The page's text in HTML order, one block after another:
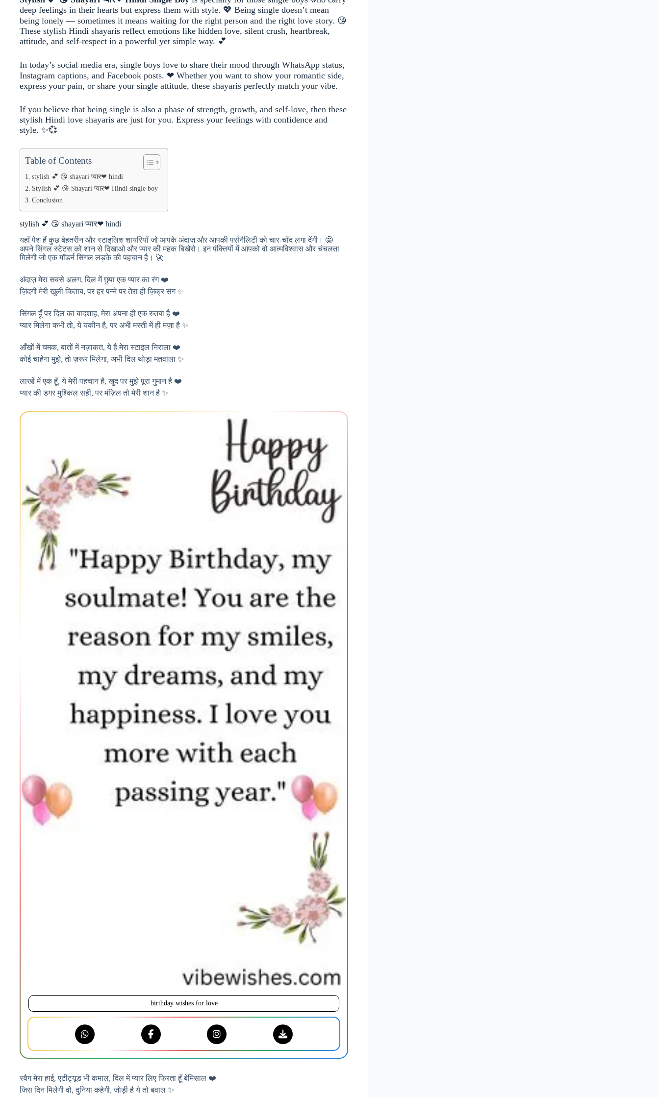
deep feelings in their hearts but express them with style. 💖 Being single doesn’t mean
being lonely — sometimes it means waiting for the right person and the right love story. 😘
These stylish Hindi shayaris reflect emotions like hidden love, silent crush, heartbreak,
attitude, and self-respect in a powerful yet simple way. 💕
In today’s social media era, single boys love to share their mood through WhatsApp status,
Instagram captions, and Facebook posts. ❤ Whether you want to show your romantic side,
express your pain, or share your single attitude, these shayaris perfectly match your vibe.
If you believe that being single is also a phase of strength, growth, and self-love, then these
stylish Hindi love shayaris are just for you. Express your feelings with confidence and
style. ✨💞
Table of Contents
stylish 💕 😘 shayari प्यार❤ hindi
Stylish 💕 😘 Shayari प्यार❤ Hindi single boy
Conclusion
stylish 💕 😘 shayari प्यार❤ hindi
यहाँ पेश हैं कुछ बेहतरीन और स्टाइलिश शायरियाँ जो आपके अंदाज़ और आपकी पर्सनैलिटी को चार-चाँद लगा देंगी। 🤩
अपने सिंगल स्टेटस को शान से दिखाओ और प्यार की महक बिखेरो। इन पंक्तियों में आपको वो आत्मविश्वास और चंचलता
मिलेगी जो एक मॉडर्न सिंगल लड़के की पहचान है। 🚀
अंदाज़ मेरा सबसे अलग, दिल में छुपा एक प्यार का रंग ❤️
ज़िंदगी मेरी खुली किताब, पर हर पन्ने पर तेरा ही ज़िक्र संग ✨
सिंगल हूँ पर दिल का बादशाह, मेरा अपना ही एक रुतबा है ❤️
प्यार मिलेगा कभी तो, ये यकीन है, पर अभी मस्ती में ही मज़ा है ✨
आँखों में चमक, बातों में नज़ाकत, ये है मेरा स्टाइल निराला ❤️
कोई चाहेगा मुझे, तो ज़रूर मिलेगा, अभी दिल थोड़ा मतवाला ✨
लाखों में एक हूँ, ये मेरी पहचान है, खुद पर मुझे पूरा गुमान है ❤️
प्यार की डगर मुश्किल सही, पर मंज़िल तो मेरी शान है ✨
birthday wishes for love
स्वैग मेरा हाई, एटीट्यूड भी कमाल, दिल में प्यार लिए फिरता हूँ बेमिसाल ❤️
जिस दिन मिलेगी वो, दुनिया कहेगी, जोड़ी है ये तो बवाल ✨